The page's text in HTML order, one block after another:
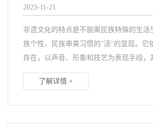
2023-11-21
非遗文化的特点是不脱离民族特殊的生活
族个性、民族审美习惯的"活"的显现。它
存在，以声音、形象和技艺为表现手段，
了解详情 +